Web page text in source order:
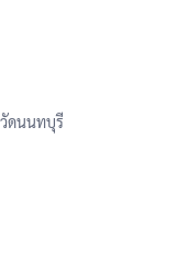
ดนนทบุรี